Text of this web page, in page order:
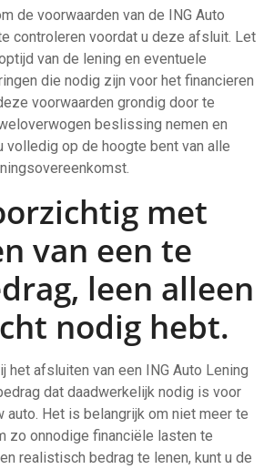
de voorwaarden van de ING Auto
controleren voordat u deze afsluit. Let
van de lening en eventuele
die nodig zijn voor het financieren
voorwaarden grondig door te
beslissing nemen en
volledig op de hoogte bent van alle
met
van een te
leen alleen
nodig hebt.
het afsluiten van een ING Auto Lening
dat daadwerkelijk nodig is voor
auto. Het is belangrijk om niet meer te
zo onnodige financiële lasten te
realistisch bedrag te lenen, kunt u de